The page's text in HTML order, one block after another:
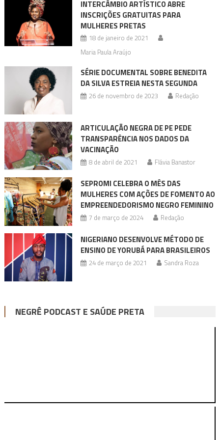
INTERCÂMBIO ARTÍSTICO ABRE
INSCRIÇÕES GRATUITAS PARA
MULHERES PRETAS
18 de janeiro de 2021
Maria Paula Araújo
SÉRIE DOCUMENTAL SOBRE BENEDITA
DA SILVA ESTREIA NESTA SEGUNDA
26 de novembro de 2023 Redação
ARTICULAÇÃO NEGRA DE PE PEDE
TRANSPARÊNCIA NOS DADOS DA
VACINAÇÃO
8 de abril de 2021 Flávia Banastor
SEPROMI CELEBRA O MÊS DAS
MULHERES COM AÇÕES DE FOMENTO AO
EMPREENDEDORISMO NEGRO FEMININO
7 de março de 2024 Redação
NIGERIANO DESENVOLVE MÉTODO DE
ENSINO DE YORUBÁ PARA BRASILEIROS
24 de março de 2021 Sandra Roza
NEGRÊ PODCAST E SAÚDE PRETA